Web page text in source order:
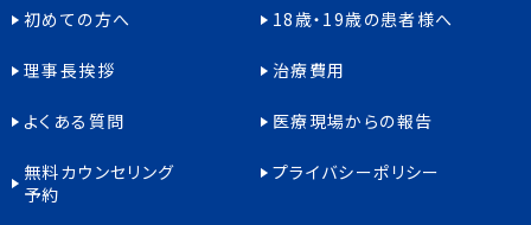
初めての方へ 18歳・19歳の患者様へ
理事長挨拶 治療費用
よくある質問 医療現場からの報告
無料カウンセリング
予約
プライバシーポリシー